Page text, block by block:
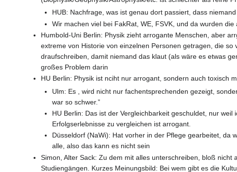
HUB: Nachfrage, was ist genau dort passiert, dass
Wir machen viel bei FakRat, WE, FSVK, und da wurden
Humbold-Uni Berlin: Physik zieht arrogante Menschen, aber
extreme von Historie von einzelnen Personen getragen, die
draufschreiben, damit niemand das klaut (als wäre es etwas
großes Problem darin
HU Berlin: Physik ist nciht nur arrogant, sondern auch toxisch
Ulm: Es , wird nicht nur fachentsprechenden gezeigt,
war so schwer.”
HU Berlin: Das ist der Vergleichbarkeit geschuldet, nur
Erfolgserlebnisse zu vergleichen ist arrogant.
Düsseldorf (NaWi): Hat vorher in der Pflege gearbeitet, da
alle, also das kann es nicht sein
Simon, Alter Sack: Zu dem mit alles unterschreiben, bloß
Studiengängen. Kurzes Meinungsbild: Bei wem gibt es die